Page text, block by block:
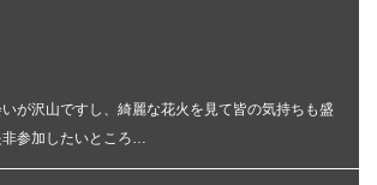
が沢山ですし、綺麗な花火を見て皆の気持ちも盛
非参加したいところ…